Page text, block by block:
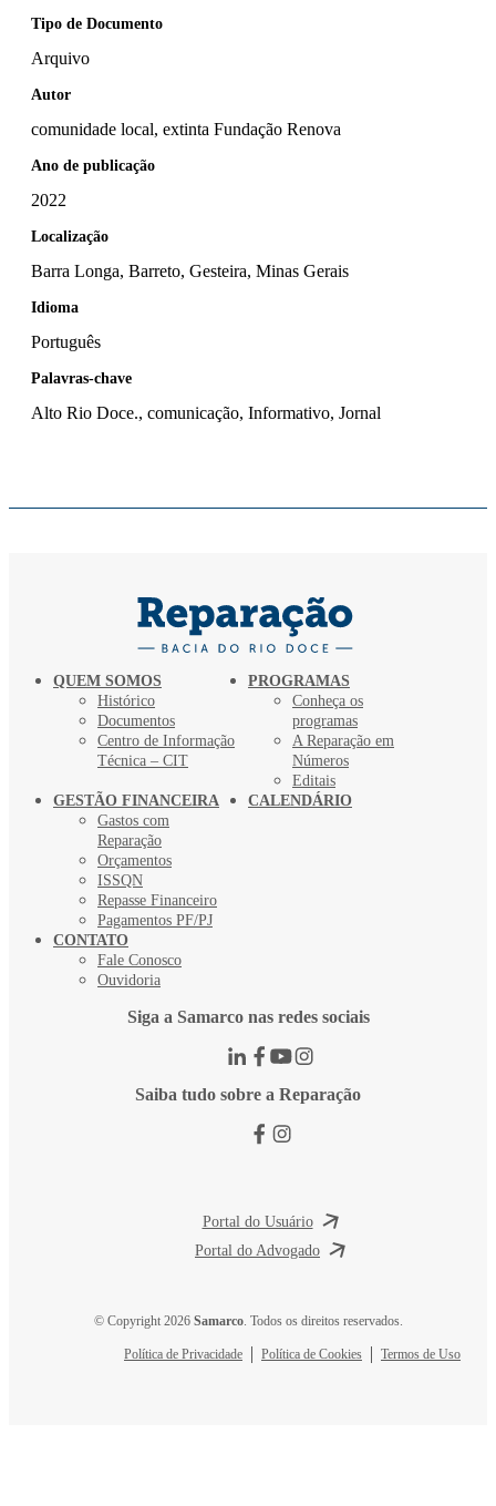
Tipo de Documento
Arquivo
Autor
comunidade local, extinta Fundação Renova
Ano de publicação
2022
Localização
Barra Longa, Barreto, Gesteira, Minas Gerais
Idioma
Português
Palavras-chave
Alto Rio Doce., comunicação, Informativo, Jornal
QUEM SOMOS
Histórico
Documentos
Centro de Informação
Técnica – CIT
PROGRAMAS
Conheça os
programas
A Reparação em
Números
Editais
GESTÃO FINANCEIRA
Gastos com
Reparação
Orçamentos
ISSQN
Repasse Financeiro
Pagamentos PF/PJ
CALENDÁRIO
CONTATO
Fale Conosco
Ouvidoria
Siga a Samarco nas redes sociais
Saiba tudo sobre a Reparação
Portal do Usuário
Portal do Advogado
© Copyright 2026 Samarco. Todos os direitos reservados.
Política de Privacidade Política de Cookies Termos de Uso